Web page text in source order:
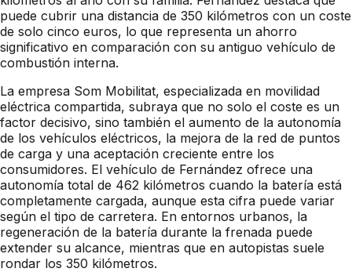
puede cubrir una distancia de 350 kilómetros con un coste
de solo cinco euros, lo que representa un ahorro
significativo en comparación con su antiguo vehículo de
combustión interna.
La empresa Som Mobilitat, especializada en movilidad
eléctrica compartida, subraya que no solo el coste es un
factor decisivo, sino también el aumento de la autonomía
de los vehículos eléctricos, la mejora de la red de puntos
de carga y una aceptación creciente entre los
consumidores. El vehículo de Fernández ofrece una
autonomía total de 462 kilómetros cuando la batería está
completamente cargada, aunque esta cifra puede variar
según el tipo de carretera. En entornos urbanos, la
regeneración de la batería durante la frenada puede
extender su alcance, mientras que en autopistas suele
rondar los 350 kilómetros.